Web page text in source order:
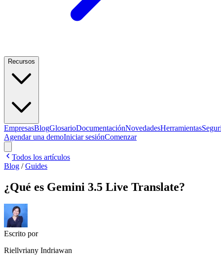
Recursos
EmpresasBlogGlosarioDocumentaciónNovedadesHerramientas
Agendar una demoIniciar sesiónComenzar
Todos los artículos
Blog /Guides
¿Qué es Gemini 3.5 Live Translate?
Escrito por
Riellvriany Indriawan